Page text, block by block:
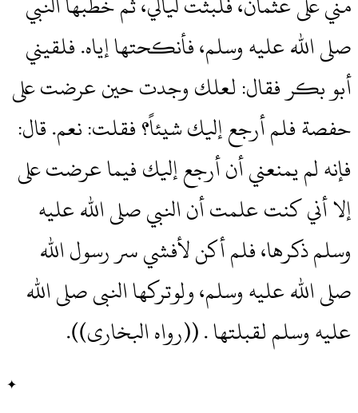
صلى الله عليه وسلم، فأنكحتها إياه‏.‏ فلقيني
أبو بكر فقال‏:‏ لعلك وجدت حين عرضت على
حفصة فلم أرجع إليك شيئاً‏؟‏ فقلت‏:‏ نعم‏.‏ قال‏:‏
فإنه لم يمنعني أن أرجع إليك فيما عرضت على
إلا أني كنت علمت أن النبي صلى الله عليه
وسلم ذكرها، فلم أكن لأفشي سر رسول الله
صلى الله عليه وسلم، ولوتركها النبى صلى الله
عليه وسلم لقبلتها ‏.‏ ‏(‏‏(‏رواه البخارى‏)‏‏)‏‏.‏
✦